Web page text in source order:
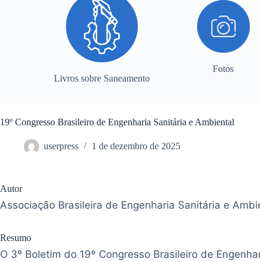
Livros sobre Saneamento
Fotos
19º Congresso Brasileiro de Engenharia Sanitária e Ambiental
userpress 1 de dezembro de 2025
Autor
Associação Brasileira de Engenharia Sanitária e
Resumo
O 3º Boletim do 19º Congresso Brasileiro de